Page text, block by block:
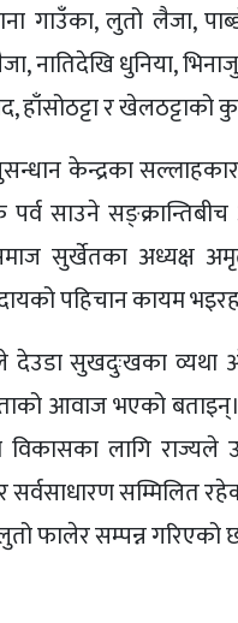
गाउँका, लुतो लैजा,
नातिदेखि धुनिया,
र खेलठट्टाको
केन्द्रका
पर्व साउने
सुर्खेतका अध्यक्ष
पहिचान कायम
देउडा सुखदुःखका
आवाज भएको
लागि राज्यले
सम्मिलित
फालेर सम्पन्न गरिएको